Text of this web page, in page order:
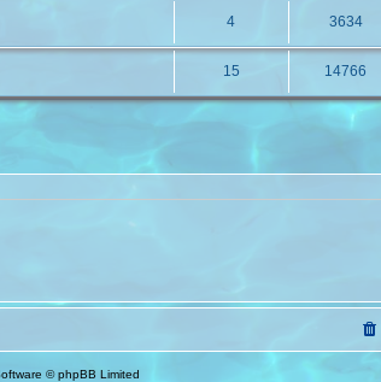
4 3634
15 14766
© phpBB Limited